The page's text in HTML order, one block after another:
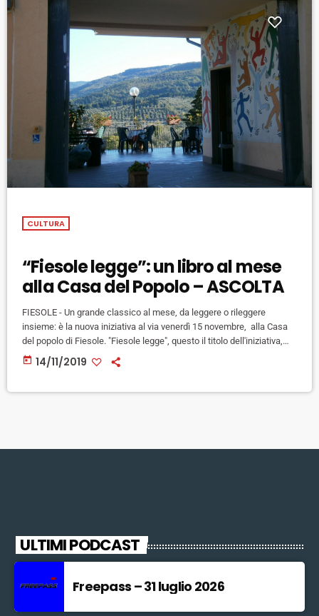
CULTURA
“Fiesole legge”: un libro al mese
alla Casa del Popolo – ASCOLTA
FIESOLE - Un grande classico al mese, da leggere o rileggere
insieme: è la nuova iniziativa al via venerdì 15 novembre, alla Casa
del popolo di Fiesole. "Fiesole legge", questo il titolo dell'iniziativa,
proporrà ogni mese (sempre di venerdì) un libro tra le grandi opere
della letteratura mondiale, per una serata di lettura collettiva, per
today 14/11/2019
ULTIMI PODCAST
Freepass – 31 luglio 2026